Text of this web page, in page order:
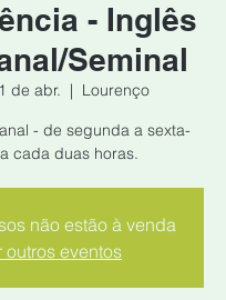
- Inglês
Seminal
de abr.
  |
Lourenço
- de segunda a sexta-
cada duas horas.
não estão à venda
outros eventos